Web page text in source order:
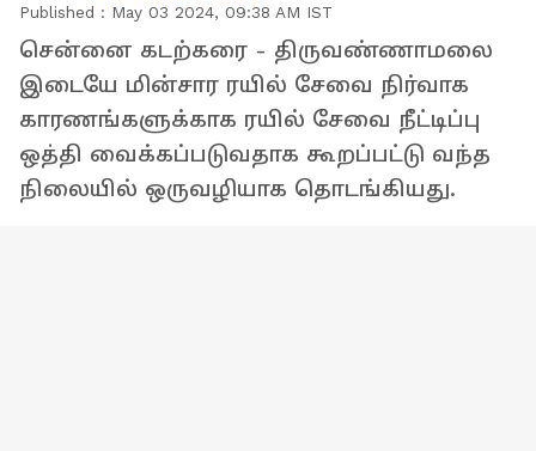
Published : May 03 2024, 09:38 AM IST
சென்னை கடற்கரை - திருவண்ணாமலை
இடையே மின்சார ரயில் சேவை நிர்வாக
காரணங்களுக்காக ரயில் சேவை நீட்டிப்பு
ஒத்தி வைக்கப்படுவதாக கூறப்பட்டு வந்த
நிலையில் ஒருவழியாக தொடங்கியது.